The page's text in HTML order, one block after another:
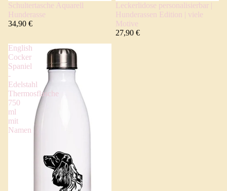
Schultertasche Aquarell
Hunderasse
34,90 €
Leckerlidose personalisierbar |
Hunderassen Edition | viele
Motive
27,90 €
English
Cocker
Spaniel
-
Edelstahl
Thermosflasche
750
ml
mit
Namen